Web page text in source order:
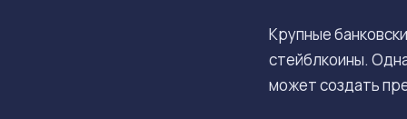
Крупные
стейблкоины.
может создать